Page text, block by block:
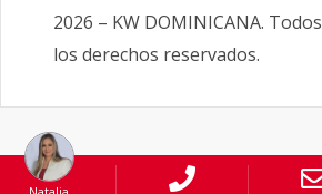
2026 – KW DOMINICANA. Todos
los derechos reservados.